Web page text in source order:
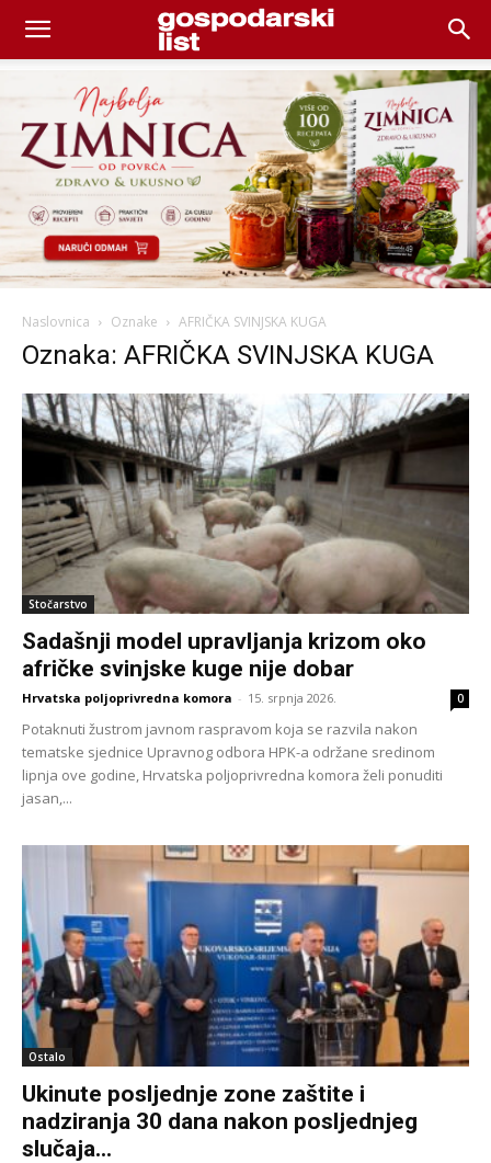
Naslovnica Oznake AFRIČKA SVINJSKA KUGA
Oznaka: AFRIČKA SVINJSKA KUGA
Stočarstvo
Sadašnji model upravljanja krizom oko
afričke svinjske kuge nije dobar
Hrvatska poljoprivredna komora - 15. srpnja 2026. 0
Potaknuti žustrom javnom raspravom koja se razvila nakon
tematske sjednice Upravnog odbora HPK-a održane sredinom
lipnja ove godine, Hrvatska poljoprivredna komora želi ponuditi
jasan,...
Ostalo
Ukinute posljednje zone zaštite i
nadziranja 30 dana nakon posljednjeg
slučaja...